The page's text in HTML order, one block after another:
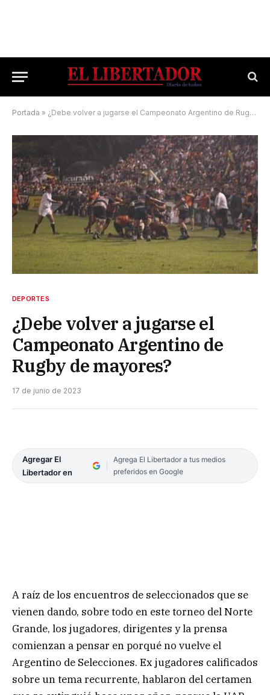
Portada » ¿Debe volver a jugarse el Campeonato Argentino de Rugby de mayores?
DEPORTES
¿Debe volver a jugarse el
Campeonato Argentino de
Rugby de mayores?
17 de junio de 2023
Agregar El
Libertador en
Agrega El Libertador a tus medios
preferidos en Google
A raíz de los encuentros de seleccionados que se
vienen dando, sobre todo en este torneo del Norte
Grande, los jugadores, dirigentes y la prensa
comienzan a pensar en porqué no vuelve el
Argentino de Selecciones. Ex jugadores calificados
sobre un tema recurrente, hablaron del certamen